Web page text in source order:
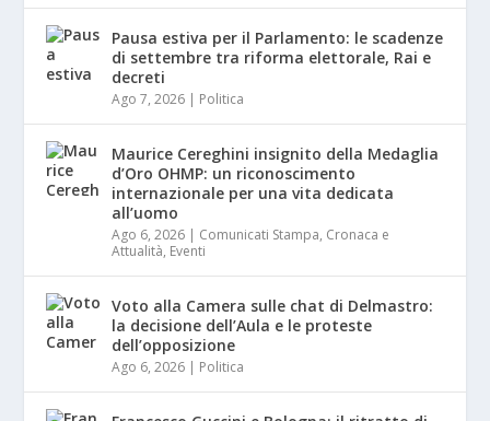
Pausa estiva per il Parlamento: le scadenze
di settembre tra riforma elettorale, Rai e
decreti
Ago 7, 2026 | Politica
Maurice Cereghini insignito della Medaglia
d’Oro OHMP: un riconoscimento
internazionale per una vita dedicata
all’uomo
Ago 6, 2026 | Comunicati Stampa, Cronaca e
Attualità, Eventi
Voto alla Camera sulle chat di Delmastro:
la decisione dell’Aula e le proteste
dell’opposizione
Ago 6, 2026 | Politica